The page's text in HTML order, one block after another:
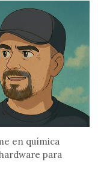
en química
para